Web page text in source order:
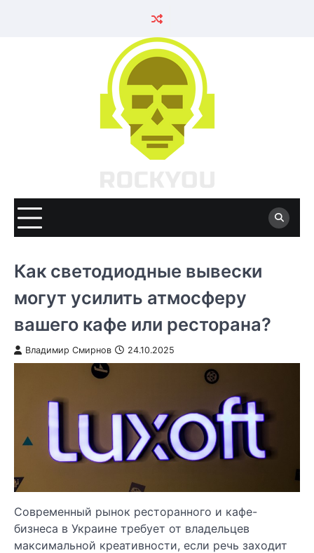
Как светодиодные вывески
могут усилить атмосферу
вашего кафе или ресторана?
Владимир Смирнов 24.10.2025
Современный рынок ресторанного и кафе-
бизнеса в Украине требует от владельцев
максимальной креативности, если речь заходит